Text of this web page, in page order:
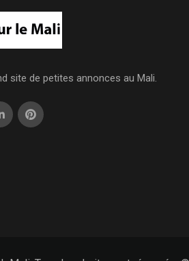
site de petites annonces au Mali.